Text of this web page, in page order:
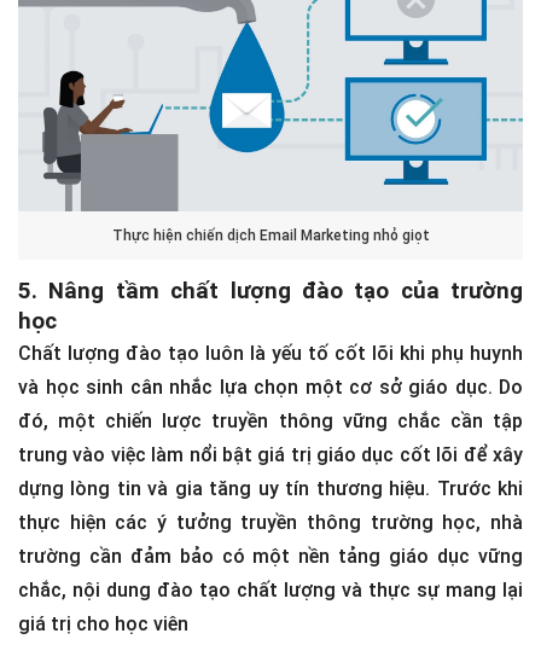
Thực hiện chiến dịch Email Marketing nhỏ giọt
5. Nâng tầm chất lượng đào tạo của trường
học
Chất lượng đào tạo luôn là yếu tố cốt lõi khi phụ huynh
và học sinh cân nhắc lựa chọn một cơ sở giáo dục. Do
đó, một chiến lược truyền thông vững chắc cần tập
trung vào việc làm nổi bật giá trị giáo dục cốt lõi để xây
dựng lòng tin và gia tăng uy tín thương hiệu. Trước khi
thực hiện các ý tưởng truyền thông trường học, nhà
trường cần đảm bảo có một nền tảng giáo dục vững
chắc, nội dung đào tạo chất lượng và thực sự mang lại
giá trị cho học viên